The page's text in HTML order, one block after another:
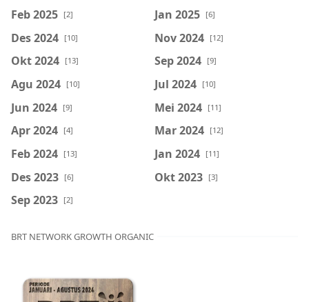
Feb 2025 [2] Jan 2025 [6]
Des 2024 [10] Nov 2024 [12]
Okt 2024 [13] Sep 2024 [9]
Agu 2024 [10] Jul 2024 [10]
Jun 2024 [9] Mei 2024 [11]
Apr 2024 [4] Mar 2024 [12]
Feb 2024 [13] Jan 2024 [11]
Des 2023 [6] Okt 2023 [3]
Sep 2023 [2]
BRT NETWORK GROWTH ORGANIC